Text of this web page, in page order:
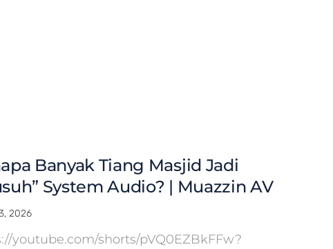
Banyak Tiang Masjid Jadi
System Audio? | Muazzin AV
2026
youtube.com/shorts/pVQ0EZBkFFw?